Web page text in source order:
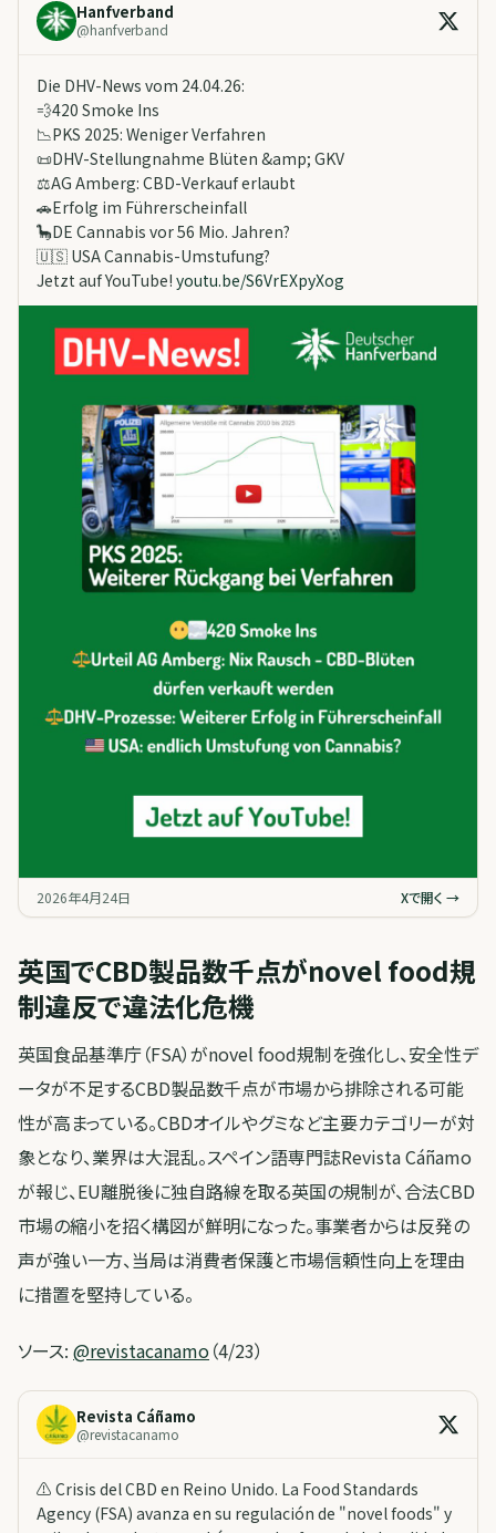
Hanfverband
@hanfverband
Die DHV-News vom 24.04.26:
💨420 Smoke Ins
📉PKS 2025: Weniger Verfahren
📜DHV-Stellungnahme Blüten &amp; GKV
⚖️AG Amberg: CBD-Verkauf erlaubt
🚗Erfolg im Führerscheinfall
🦕DE Cannabis vor 56 Mio. Jahren?
🇺🇸 USA Cannabis-Umstufung?
Jetzt auf YouTube! youtu.be/S6VrEXpyXog
2026年4月24日 Xで開く →
英国でCBD製品数千点がnovel food規
制違反で違法化危機
英国食品基準庁（FSA）がnovel food規制を強化し、安全性デ
ータが不足するCBD製品数千点が市場から排除される可能
性が高まっている。CBDオイルやグミなど主要カテゴリーが対
象となり、業界は大混乱。スペイン語専門誌Revista Cáñamo
が報じ、EU離脱後に独自路線を取る英国の規制が、合法CBD
市場の縮小を招く構図が鮮明になった。事業者からは反発の
声が強い一方、当局は消費者保護と市場信頼性向上を理由
に措置を堅持している。
ソース: @revistacanamo（4/23）
Revista Cáñamo
@revistacanamo
⚠️ Crisis del CBD en Reino Unido. La Food Standards
Agency (FSA) avanza en su regulación de "novel foods" y